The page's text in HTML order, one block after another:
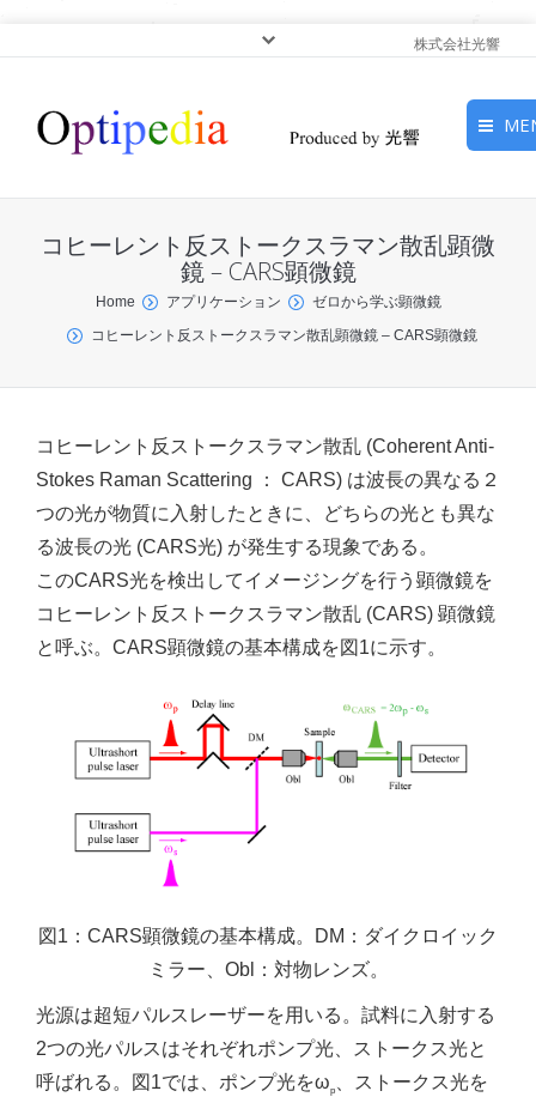
株式会社光響
ピックアップ
コヒーレント反ストークスラマン散乱顕微
鏡 – CARS顕微鏡
You are here:
Home アプリケーション
ゼロから学ぶ顕微鏡
コヒーレント反ストークスラマン散乱顕微鏡 – CARS顕微鏡
コヒーレント反ストークスラマン散乱 (Coherent Anti-
Stokes Raman Scattering ： CARS) は波長の異なる２
つの光が物質に入射したときに、どちらの光とも異な
る波長の光 (CARS光) が発生する現象である。
このCARS光を検出してイメージングを行う顕微鏡を
コヒーレント反ストークスラマン散乱 (CARS) 顕微鏡
と呼ぶ。CARS顕微鏡の基本構成を図1に示す。
図1：CARS顕微鏡の基本構成。DM：ダイクロイック
ミラー、Obl：対物レンズ。
光源は超短パルスレーザーを用いる。試料に入射する
2つの光パルスはそれぞれポンプ光、ストークス光と
呼ばれる。図1では、ポンプ光をωp
、ストークス光を